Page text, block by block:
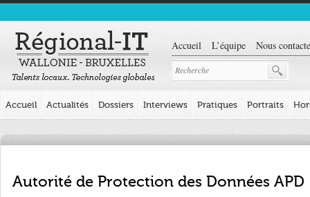
Accueil L’équipe Nous
Accueil Actualités Dossiers Interviews Pratiques Portraits
Autorité de Protection des Données APD